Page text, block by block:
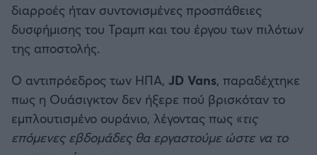
διαρροές ήταν συντονισμένες προσπάθειες
δυσφήμισης του Τραμπ και του έργου των πιλότων
της αποστολής.
Ο αντιπρόεδρος των ΗΠΑ, JD Vans, παραδέχτηκε
πως η Ουάσιγκτον δεν ήξερε πού βρισκόταν το
εμπλουτισμένο ουράνιο, λέγοντας πως «τις
επόμενες εβδομάδες θα εργαστούμε ώστε να το